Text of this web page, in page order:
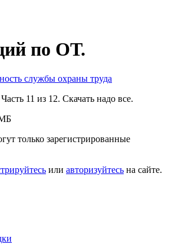
по ОТ.
службы охраны труда
11 из 12. Скачать надо все.
только зарегистрированные
или авторизуйтесь на сайте.